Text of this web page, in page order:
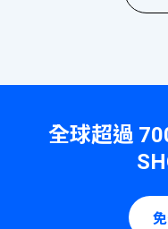
知、最新資訊及優惠
會員忠誠度及訂單率！
—— REGAL
順利和高效
—— DUREX
——
他系統，讓
——
—— ICE FIRE
全球超過